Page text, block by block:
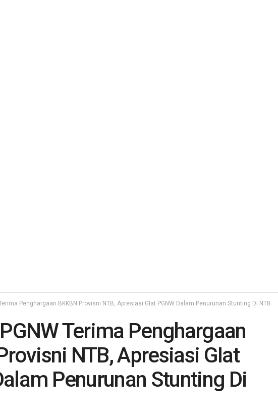
Penghargaan BKKBN Provisni NTB, Apresiasi GIat PGNW Dalam Penurunan Stunting Di NTB
Terima Penghargaan
NTB, Apresiasi GIat
Penurunan Stunting Di